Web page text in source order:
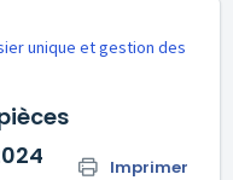
unique et gestion des
Imprimer